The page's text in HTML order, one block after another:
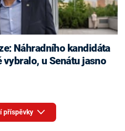
Náhradního kandidáta
u Senátu jasno
příspěvky